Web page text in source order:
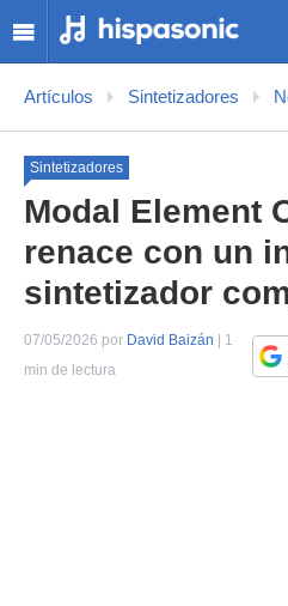
Artículos Sintetizadores
Sintetizadores
Modal Element
renace con un
sintetizador
07/05/2026 por David Baizán | 1
min de lectura